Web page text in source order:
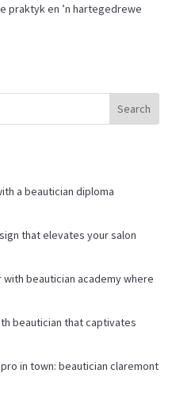
praktyk en ’n hartegedrewe
Search
a beautician diploma
that elevates your salon
beautician academy where
beautician that captivates
in town: beautician claremont